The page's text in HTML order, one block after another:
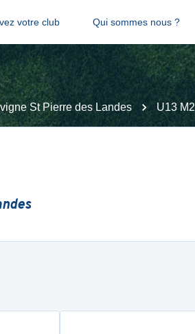
votre club Qui sommes nous ?
St Pierre des Landes U13 M2